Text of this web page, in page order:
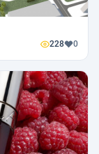
228 0